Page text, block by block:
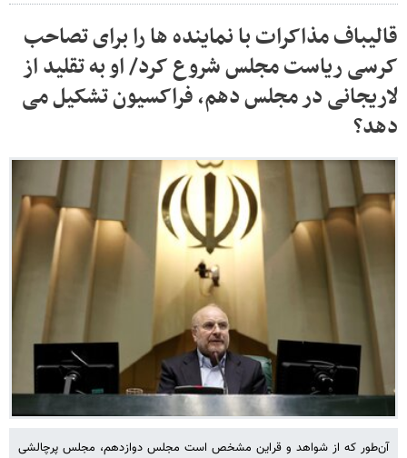
قالیباف مذاکرات با نماینده ها را برای تصاحب
کرسی ریاست مجلس شروع کرد/ او به تقلید از
لاریجانی در مجلس دهم، فراکسیون تشکیل می
دهد؟
آن‌طور که از شواهد و قراین مشخص است مجلس دوازدهم، مجلس پرچالشی